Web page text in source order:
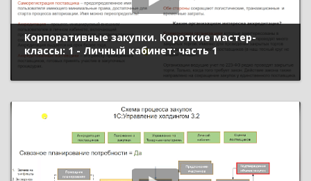
Корпоративные закупки. Короткие мастер-
классы: 1 - Личный кабинет: часть 1